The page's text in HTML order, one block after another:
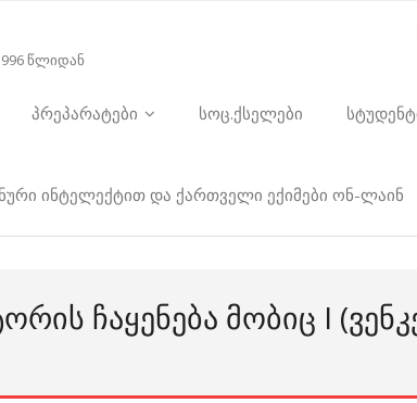
წლიდან
პრეპარატები სოც.ქსელები
ინტელექტით და ქართველი ექიმები ონ-ლაინ
ᲩᲐᲧᲔᲜᲔᲑᲐ ᲛᲝᲑᲘᲪ I